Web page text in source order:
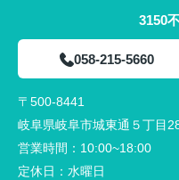
3150
058-215-5660
〒500-8441
岐阜県岐阜市城東通５丁目
営業時間： 10:00~18:00
定休日： 水曜日